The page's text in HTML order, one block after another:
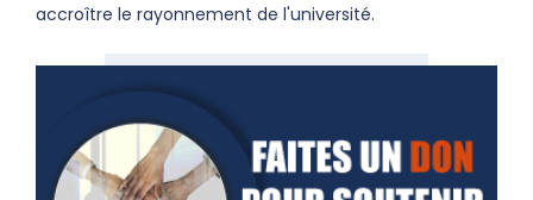
accroître le rayonnement de l'université.